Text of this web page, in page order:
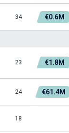
34 €0.6M
23 €1.8M
24 €61.4M
18